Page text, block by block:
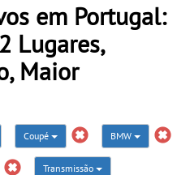
em Portugal:
Lugares,
Maior
Coupé BMW
Transmissão